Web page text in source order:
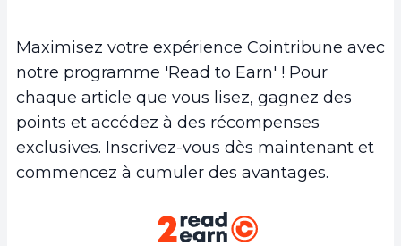
Maximisez votre expérience Cointribune avec
notre programme 'Read to Earn' ! Pour
chaque article que vous lisez, gagnez des
points et accédez à des récompenses
exclusives. Inscrivez-vous dès maintenant et
commencez à cumuler des avantages.